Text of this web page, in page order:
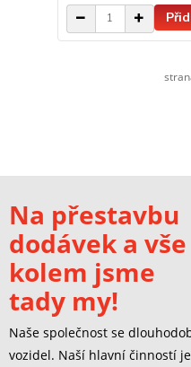
Na přestavbu
dodávek a vše
kolem jsme
tady my!
Naše společnost se
vozidel. Naší hlavní činností